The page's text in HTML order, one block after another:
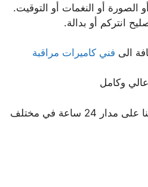
الصورة أو النغمات أو التوقيت.
انتركم أو بدالة.
الى فني كاميرات مراقبة
وكامل
أيضا حريصون في أفضل شركة انتركم وبدالات العيون على تقديم اعمالنا على مدار 24 ساعة في مختلف